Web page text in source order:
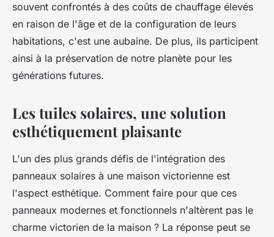
souvent confrontés à des coûts de chauffage élevés
en raison de l'âge et de la configuration de leurs
habitations, c'est une aubaine. De plus, ils participent
ainsi à la préservation de notre planète pour les
générations futures.
Les tuiles solaires, une solution
esthétiquement plaisante
L'un des plus grands défis de l'intégration des
panneaux solaires à une maison victorienne est
l'aspect esthétique. Comment faire pour que ces
panneaux modernes et fonctionnels n'altèrent pas le
charme victorien de la maison ? La réponse peut se